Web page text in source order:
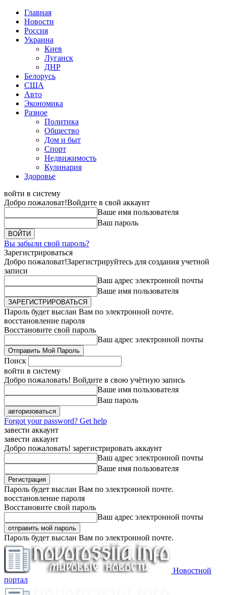
Главная
Новости
Россия
Украина
Киев
Луганск
ДНР
Белорусь
США
Авто
Экономика
Разное
Политика
Общество
Дом и быт
Спорт
Недвижимость
Кулинария
Здоровье
войти в систему
Добро пожаловат!Войдите в свой аккаунт
Ваше имя пользователя
Ваш пароль
Вы забыли свой пароль?
Зарегистрироваться
Добро пожаловат!Зарегистрируйтесь для создания учетной
записи
Ваш адрес электронной почты
Ваше имя пользователя
Пароль будет выслан Вам по электронной почте.
восстановление пароля
Восстановите свой пароль
Ваш адрес электронной почты
Поиск
войти в систему
Добро пожаловать! Войдите в свою учётную запись
Ваше имя пользователя
Ваш пароль
Forgot your password? Get help
завести аккаунт
завести аккаунт
Добро пожаловать! зарегистрировать аккаунт
Ваш адрес электронной почты
Ваше имя пользователя
Пароль будет выслан Вам по электронной почте.
восстановление пароля
Восстановите свой пароль
Ваш адрес электронной почты
Пароль будет выслан Вам по электронной почте.
Новостной
портал